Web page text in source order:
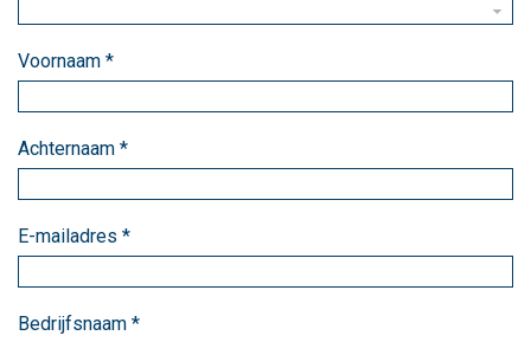
Voornaam *
Achternaam *
E-mailadres *
Bedrijfsnaam *